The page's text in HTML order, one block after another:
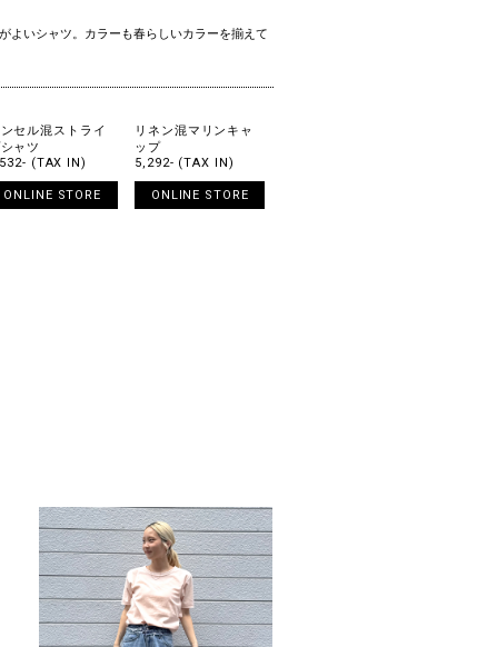
よいシャツ。カラーも春らしいカラーを揃えて
セル混ストライ
ャツ
(TAX IN)
ONLINE STORE
リネン混マリンキャ
ップ
5,292- (TAX IN)
ONLINE STORE